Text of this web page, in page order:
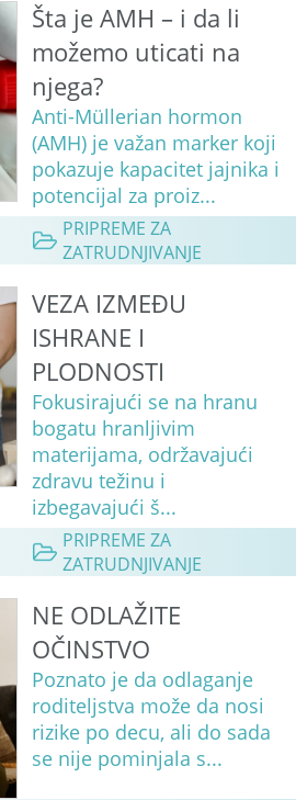
Šta je AMH – i da li
možemo uticati na
njega?
Anti-Müllerian hormon
(AMH) je važan marker koji
pokazuje kapacitet jajnika i
potencijal za proiz...
PRIPREME ZA
ZATRUDNJIVANJE
VEZA IZMEĐU
ISHRANE I
PLODNOSTI
Fokusirajući se na hranu
bogatu hranljivim
materijama, održavajući
zdravu težinu i
izbegavajući š...
PRIPREME ZA
ZATRUDNJIVANJE
NE ODLAŽITE
OČINSTVO
Poznato je da odlaganje
roditeljstva može da nosi
rizike po decu, ali do sada
se nije pominjala s...